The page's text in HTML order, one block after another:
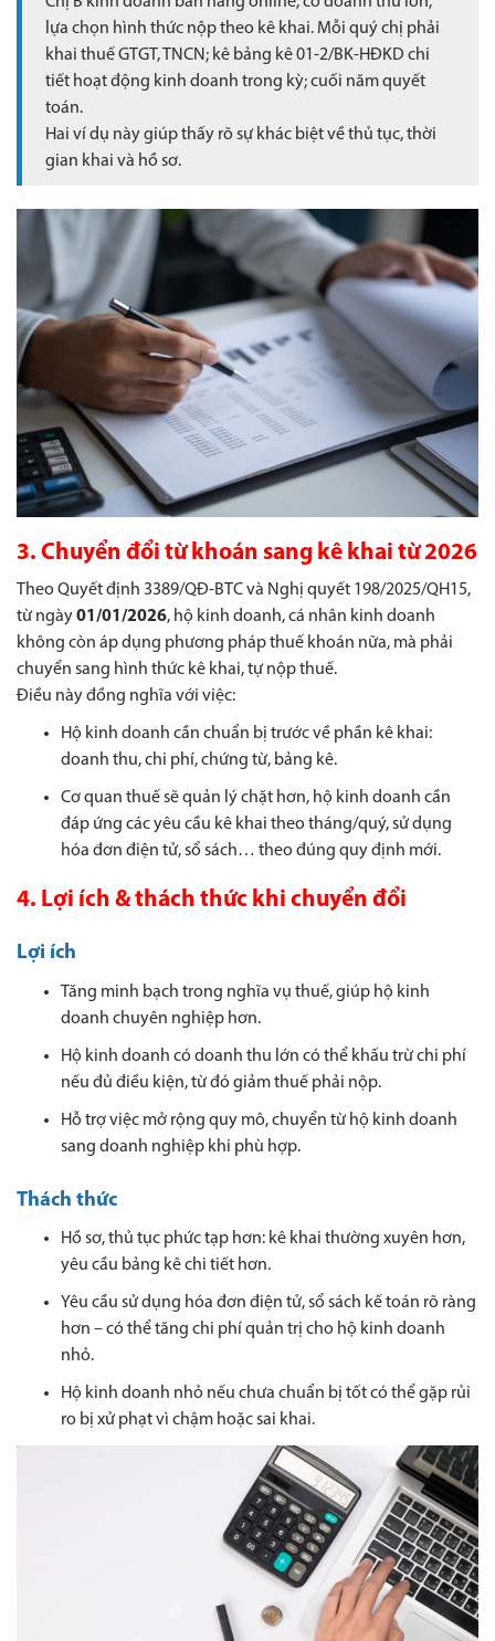
lựa chọn hình thức nộp theo kê khai. Mỗi quý chị phải
khai thuế GTGT, TNCN; kê bảng kê 01-2/BK-HĐKD chi
tiết hoạt động kinh doanh trong kỳ; cuối năm quyết
toán.
Hai ví dụ này giúp thấy rõ sự khác biệt về thủ tục, thời
gian khai và hồ sơ.
3. Chuyển đổi từ khoán sang kê khai từ 2026
Theo Quyết định 3389/QĐ-BTC và Nghị quyết 198/2025/QH15,
từ ngày01/01/2026, hộ kinh doanh, cá nhân kinh doanh
không còn áp dụng phương pháp thuế khoán nữa, mà phải
chuyển sang hình thức kê khai, tự nộp thuế.
Điều này đồng nghĩa với việc:
Hộ kinh doanh cần chuẩn bị trước về phần kê khai:
doanh thu, chi phí, chứng từ, bảng kê.
Cơ quan thuế sẽ quản lý chặt hơn, hộ kinh doanh cần
đáp ứng các yêu cầu kê khai theo tháng/quý, sử dụng
hóa đơn điện tử, sổ sách… theo đúng quy định mới.
4. Lợi ích & thách thức khi chuyển đổi
Lợi ích
Tăng minh bạch trong nghĩa vụ thuế, giúp hộ kinh
doanh chuyên nghiệp hơn.
Hộ kinh doanh có doanh thu lớn có thể khấu trừ chi phí
nếu đủ điều kiện, từ đó giảm thuế phải nộp.
Hỗ trợ việc mở rộng quy mô, chuyển từ hộ kinh doanh
sang doanh nghiệp khi phù hợp.
Thách thức
Hồ sơ, thủ tục phức tạp hơn: kê khai thường xuyên hơn,
yêu cầu bảng kê chi tiết hơn.
Yêu cầu sử dụng hóa đơn điện tử, sổ sách kế toán rõ ràng
hơn – có thể tăng chi phí quản trị cho hộ kinh doanh
nhỏ.
Hộ kinh doanh nhỏ nếu chưa chuẩn bị tốt có thể gặp rủi
ro bị xử phạt vì chậm hoặc sai khai.